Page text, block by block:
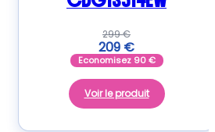
299€
209 €
Economisez 90€
Voir le produit